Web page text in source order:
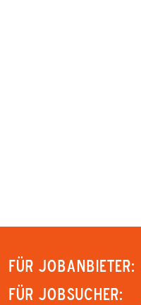
Für Jobanbieter:
Für Jobsucher: